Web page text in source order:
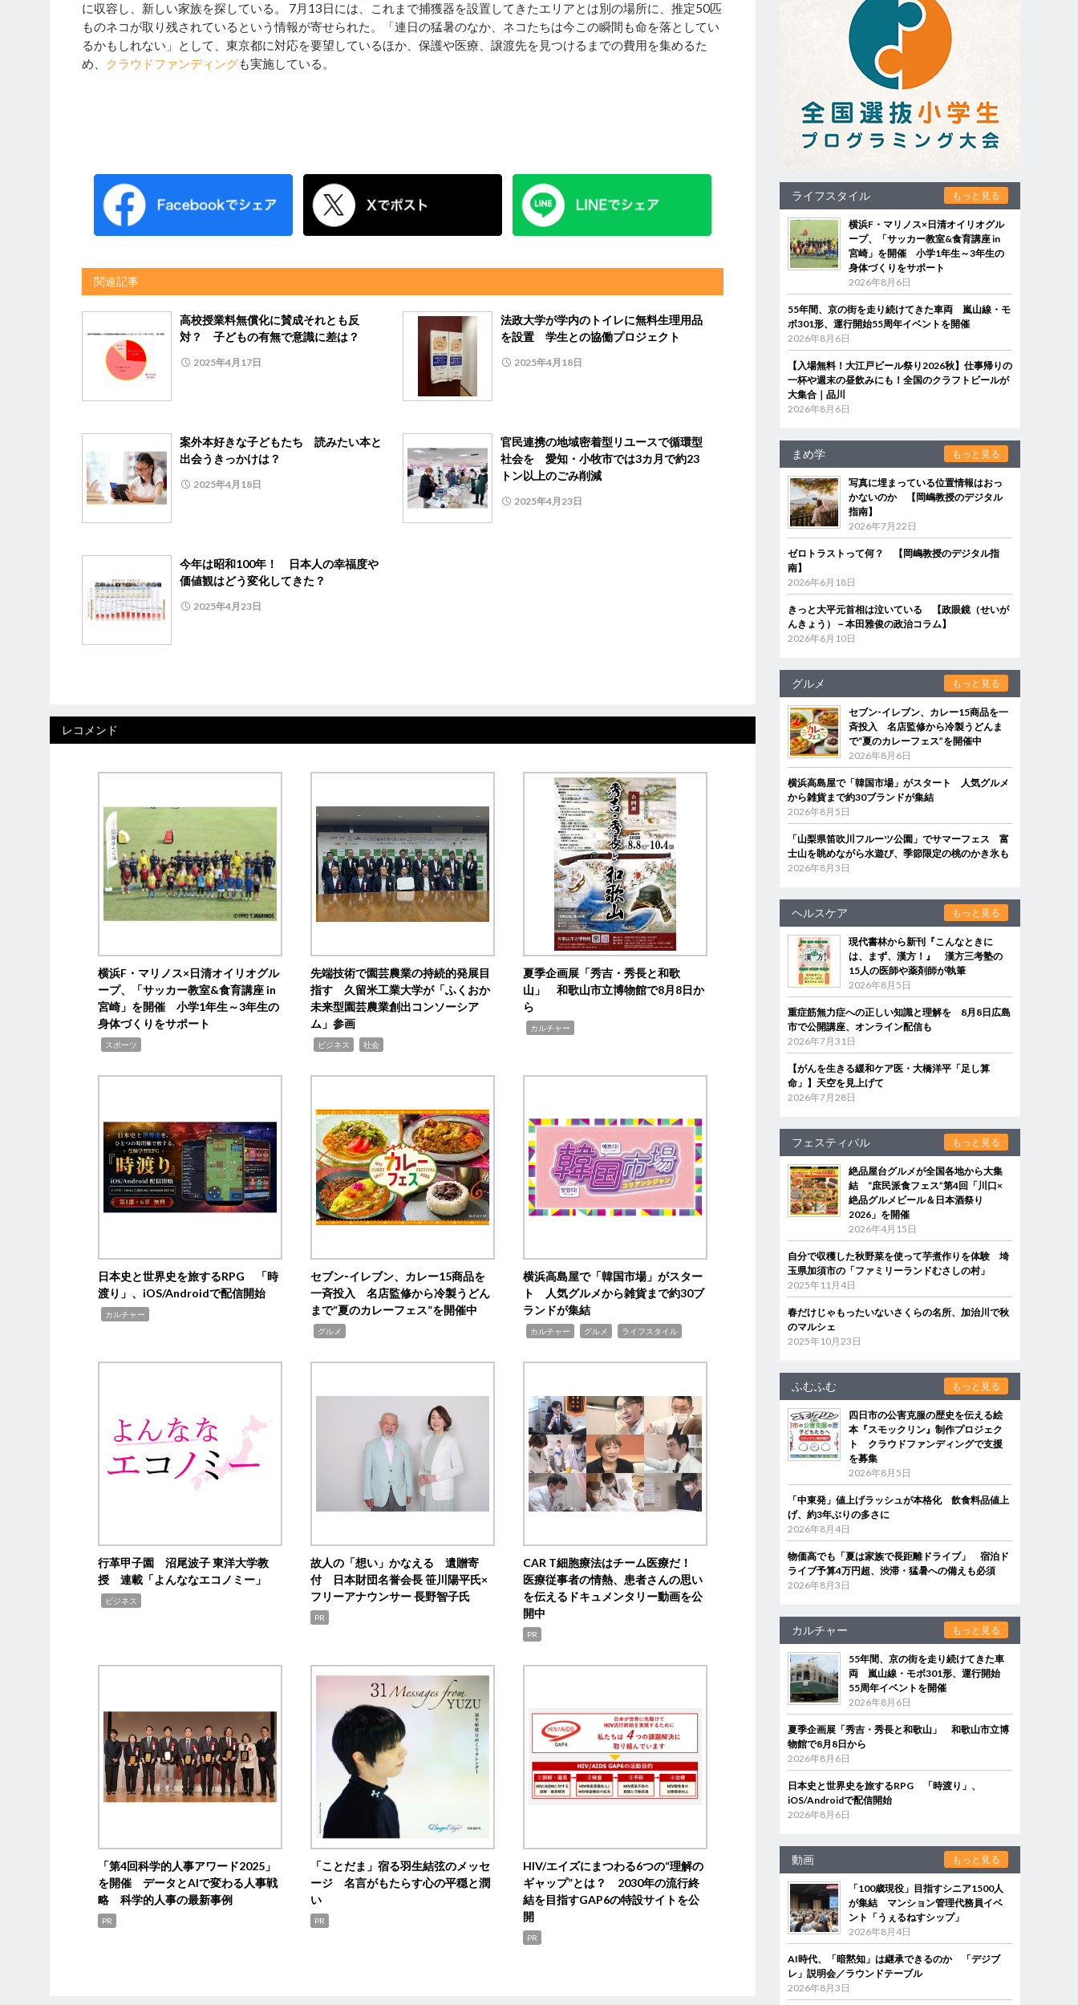
に収容し、新しい家族を探している。 7月13日には、これまで捕獲器を設置してきたエリアとは別の場所に、推定50匹
ものネコが取り残されているという情報が寄せられた。「連日の猛暑のなか、ネコたちは今この瞬間も命を落としてい
るかもしれない」として、東京都に対応を要望しているほか、保護や医療、譲渡先を見つけるまでの費用を集めるた
め、
クラウドファンディングも実施している。
関連記事
高校授業料無償化に賛成それとも反
対？ 子どもの有無で意識に差は？
2025年4月17日
法政大学が学内のトイレに無料生理用品
を設置 学生との協働プロジェクト
2025年4月18日
案外本好きな子どもたち 読みたい本と
出会うきっかけは？
2025年4月18日
官民連携の地域密着型リユースで循環型
社会を 愛知・小牧市では3カ月で約23
トン以上のごみ削減
2025年4月23日
今年は昭和100年！ 日本人の幸福度や
価値観はどう変化してきた？
2025年4月23日
レコメンド
横浜F・マリノス×日清オイリオグル
ープ、「サッカー教室&食育講座 in
宮崎」を開催 小学1年生～3年生の
身体づくりをサポート
スポーツ
先端技術で園芸農業の持続的発展目
指す 久留米工業大学が「ふくおか
未来型園芸農業創出コンソーシア
ム」参画
ビジネス 社会
夏季企画展「秀吉・秀長と和歌
山」 和歌山市立博物館で8月8日か
ら
カルチャー
日本史と世界史を旅するRPG 「時
渡り」、iOS/Androidで配信開始
カルチャー
セブン‐イレブン、カレー15商品を
一斉投入 名店監修から冷製うどん
まで“夏のカレーフェス”を開催中
グルメ
横浜高島屋で「韓国市場」がスター
ト 人気グルメから雑貨まで約30ブ
ランドが集結
カルチャー グルメ ライフスタイル
行革甲子園 沼尾波子 東洋大学教
授 連載「よんななエコノミー」
ビジネス
故人の「想い」かなえる 遺贈寄
付 日本財団名誉会長 笹川陽平氏×
フリーアナウンサー 長野智子氏
PR
CAR T細胞療法はチーム医療だ！
医療従事者の情熱、患者さんの思い
を伝えるドキュメンタリー動画を公
開中
PR
「第4回科学的人事アワード2025」
を開催 データとAIで変わる人事戦
略 科学的人事の最新事例
PR
「ことだま」宿る羽生結弦のメッセ
ージ 名言がもたらす心の平穏と潤
い
PR
HIV/エイズにまつわる6つの“理解の
ギャップ”とは？ 2030年の流行終
結を目指すGAP6の特設サイトを公
開
PR
ライフスタイル もっと見る
横浜F・マリノス×日清オイリオグル
ープ、「サッカー教室&食育講座 in
宮崎」を開催 小学1年生～3年生の
身体づくりをサポート
2026年8月6日
55年間、京の街を走り続けてきた車両 嵐山線・モ
ボ301形、運行開始55周年イベントを開催
2026年8月6日
【入場無料！大江戸ビール祭り2026秋】仕事帰りの
一杯や週末の昼飲みにも！全国のクラフトビールが
大集合｜品川
2026年8月6日
まめ学 もっと見る
写真に埋まっている位置情報はおっ
かないのか 【岡嶋教授のデジタル
指南】
2026年7月22日
ゼロトラストって何？ 【岡嶋教授のデジタル指
南】
2026年6月18日
きっと大平元首相は泣いている 【政眼鏡（せいが
んきょう）－本田雅俊の政治コラム】
2026年6月10日
グルメ もっと見る
セブン‐イレブン、カレー15商品を一
斉投入 名店監修から冷製うどんま
で“夏のカレーフェス”を開催中
2026年8月6日
横浜高島屋で「韓国市場」がスタート 人気グルメ
から雑貨まで約30ブランドが集結
2026年8月5日
「山梨県笛吹川フルーツ公園」でサマーフェス 富
士山を眺めながら水遊び、季節限定の桃のかき氷も
2026年8月3日
ヘルスケア もっと見る
現代書林から新刊『こんなときに
は、まず、漢方！』 漢方三考塾の
15人の医師や薬剤師が執筆
2026年8月5日
重症筋無力症への正しい知識と理解を 8月8日広島
市で公開講座、オンライン配信も
2026年7月31日
【がんを生きる緩和ケア医・大橋洋平「足し算
命」】天空を見上げて
2026年7月28日
フェスティバル もっと見る
絶品屋台グルメが全国各地から大集
結 “庶民派食フェス”第4回「川口×
絶品グルメビール＆日本酒祭り
2026」を開催
2026年4月15日
自分で収穫した秋野菜を使って芋煮作りを体験 埼
玉県加須市の「ファミリーランドむさしの村」
2025年11月4日
春だけじゃもったいないさくらの名所、加治川で秋
のマルシェ
2025年10月23日
ふむふむ もっと見る
四日市の公害克服の歴史を伝える絵
本『スモックリン』制作プロジェク
ト クラウドファンディングで支援
を募集
2026年8月5日
「中東発」値上げラッシュが本格化 飲食料品値上
げ、約3年ぶりの多さに
2026年8月4日
物価高でも「夏は家族で長距離ドライブ」 宿泊ド
ライブ予算4万円超、渋滞・猛暑への備えも必須
2026年8月3日
カルチャー もっと見る
55年間、京の街を走り続けてきた車
両 嵐山線・モボ301形、運行開始
55周年イベントを開催
2026年8月6日
夏季企画展「秀吉・秀長と和歌山」 和歌山市立博
物館で8月8日から
2026年8月6日
日本史と世界史を旅するRPG 「時渡り」、
iOS/Androidで配信開始
2026年8月6日
動画 もっと見る
「100歳現役」目指すシニア1500人
が集結 マンション管理代務員イベ
ント「うぇるねすシップ」
2026年8月4日
AI時代、「暗黙知」は継承できるのか 「デジブ
レ」説明会／ラウンドテーブル
2026年8月3日